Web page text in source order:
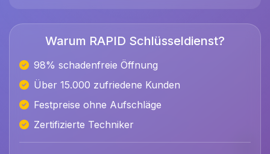
Warum RAPID Schlüsseldienst?
98% schadenfreie Öffnung
Über 15.000 zufriedene Kunden
Festpreise ohne Aufschläge
Zertifizierte Techniker